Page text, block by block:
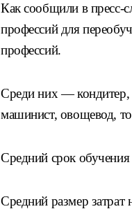
Как сообщили в пресс-
профессий для
профессий.
Среди них — кондитер,
машинист, овощевод,
Средний срок
Средний размер